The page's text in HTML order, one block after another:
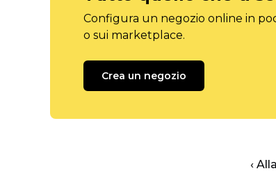
Configura un negozio online in
o sui marketplace.
Crea un negozio
‹